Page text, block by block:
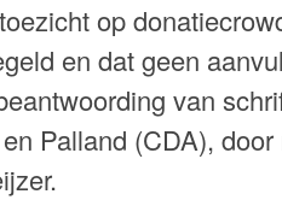
op
en dat geen
van
Palland (CDA),